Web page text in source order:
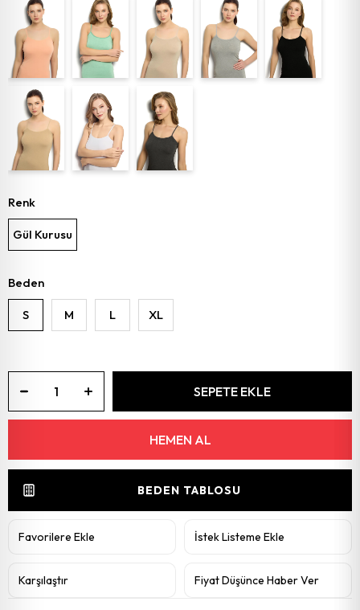
Renk
Gül Kurusu
Beden
S M L XL
BEDEN TABLOSU
Favorilere Ekle İstek Listeme Ekle
Karşılaştır Fiyat Düşünce Haber Ver